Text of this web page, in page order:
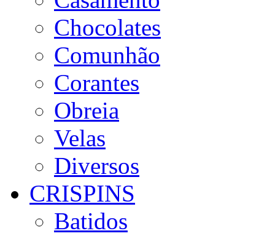
Chocolates
Comunhão
Corantes
Obreia
Velas
Diversos
CRISPINS
Batidos